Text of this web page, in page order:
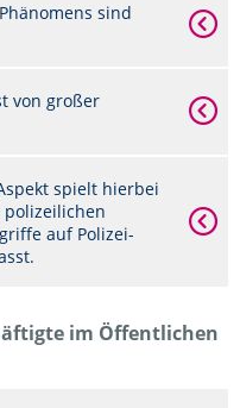
sind
von großer
spielt hierbei
polizeilichen
auf Polizei-
im Öffentlichen